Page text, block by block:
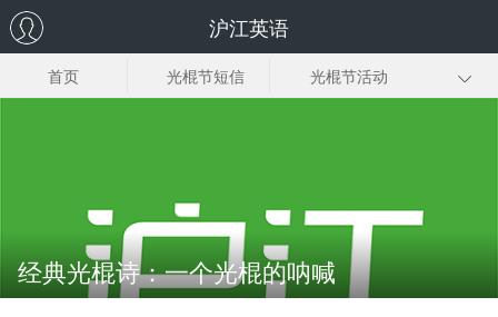
沪江英语
首页 光棍节短信 光棍节活动
经典光棍诗：一个光棍的呐喊